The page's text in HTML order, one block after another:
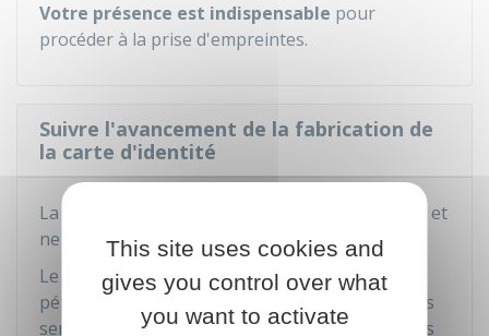
Votre présence est indispensable pour
procéder à la prise d'empreintes.
Suivre l'avancement de la fabrication de
la carte d'identité
La carte d'identité n'est pas fabriquée sur place et
ne peut donc pas être délivrée immédiatement.
Le délai de fabrication dépend du lieu et de la
période de la demande. Il faut compter plusieurs
semaines et, à l'approche des vacances d'été, les
This site uses cookies and
gives you control over what
you want to activate